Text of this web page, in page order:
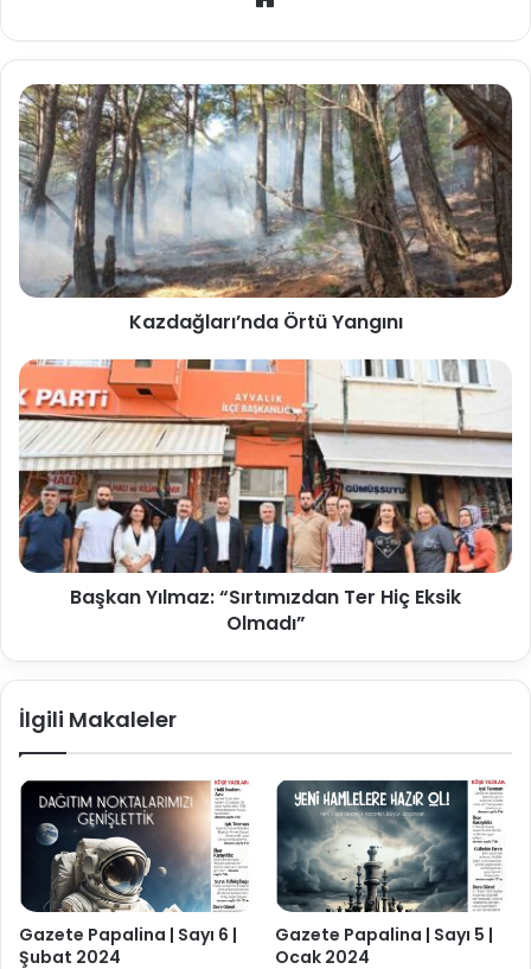
Kazdağları’nda Örtü Yangını
Başkan Yılmaz: “Sırtımızdan Ter Hiç Eksik
Olmadı”
İlgili Makaleler
Gazete Papalina | Sayı 6 |
Şubat 2024
Gazete Papalina | Sayı 5 |
Ocak 2024